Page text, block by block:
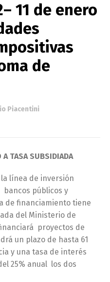
11 de enero
de
Piacentini
A TASA SUBSIDIADA
línea de inversión
bancos públicos y
de financiamiento tiene
del Ministerio de
proyectos de
un plazo de hasta 61
y una tasa de interés
25% anual los dos